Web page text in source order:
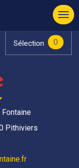
Sélection 0
Pithiviers